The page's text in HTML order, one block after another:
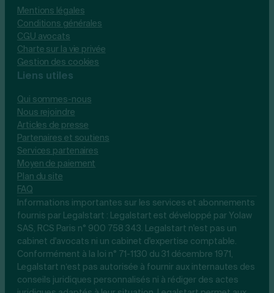
Mentions légales
Conditions générales
CGU avocats
Charte sur la vie privée
Gestion des cookies
Liens utiles
Qui sommes-nous
Nous rejoindre
Articles de presse
Partenaires et soutiens
Services partenaires
Moyen de paiement
Plan du site
FAQ
Informations importantes sur les services et abonnements
fournis par Legalstart : Legalstart est développé par Yolaw
SAS, RCS Paris n° 900 758 343. Legalstart n'est pas un
cabinet d'avocats ni un cabinet d'expertise comptable.
Conformément à la loi n° 71-1130 du 31 décembre 1971,
Legalstart n’est pas autorisée à fournir aux internautes des
conseils juridiques personnalisés ni à rédiger des actes